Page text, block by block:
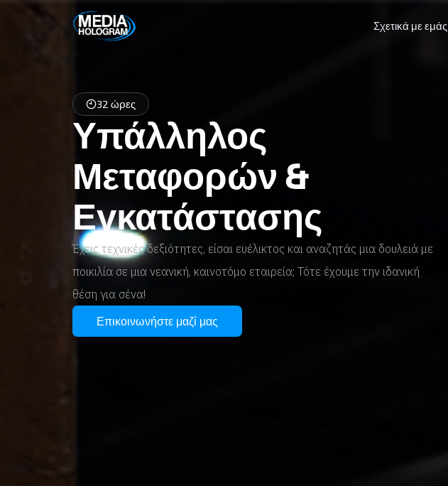
Σχετικά με εμάς
32 ώρες
Υπάλληλος
Μεταφορών &
Εγκατάστασης
Έχεις τεχνικές δεξιότητες, είσαι ευέλικτος και αναζητάς μια δουλειά με
ποικιλία σε μια νεανική, καινοτόμο εταιρεία; Τότε έχουμε την ιδανική
θέση για σένα!
Επικοινωνήστε μαζί μας